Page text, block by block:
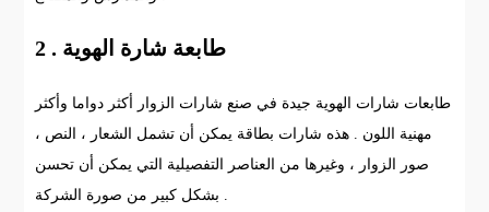
2 . طابعة شارة الهوية
طابعات شارات الهوية جيدة في صنع شارات الزوار أكثر دواما وأكثر
مهنية اللون . هذه شارات بطاقة يمكن أن تشمل الشعار ، النص ،
صور الزوار ، وغيرها من العناصر التفصيلية التي يمكن أن تحسن
بشكل كبير من صورة الشركة .